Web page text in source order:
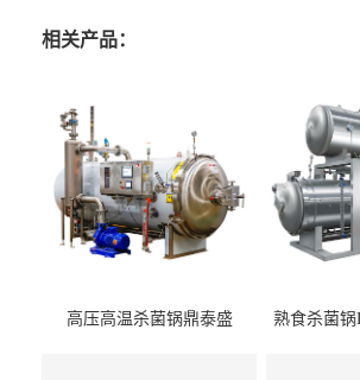
相关产品：
高压高温杀菌锅鼎泰盛
熟食杀菌锅